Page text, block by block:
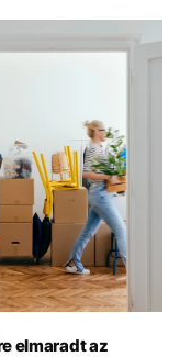
elmaradt az